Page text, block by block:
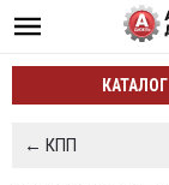
КАТАЛОГ
← КПП